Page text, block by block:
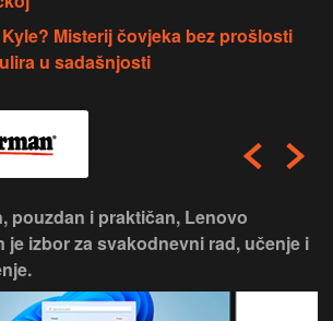
Misterij čovjeka bez prošlosti
u sadašnjosti
pouzdan i praktičan, Lenovo
je izbor za svakodnevni rad, učenje i